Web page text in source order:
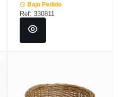
Bajo Pedido
Ref: 330811